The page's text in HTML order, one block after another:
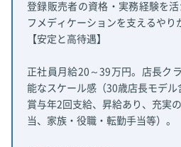
登録販売者の資格・実務経験を
フメディケーションを支えるやり
【安定と高待遇】
正社員月給20～39万円。店長ク
能なスケール感（30歳店長モデル
賞与年2回支給、昇給あり、充実
当、家族・役職・転勤手当等）。